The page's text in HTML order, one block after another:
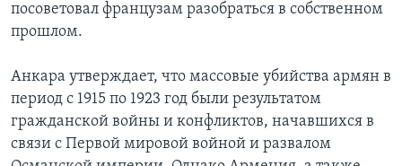
посоветовал французам разобраться в собственном
прошлом.
Анкара утверждает, что массовые убийства армян в
период с 1915 по 1923 год были результатом
гражданской войны и конфликтов, начавшихся в
связи с Первой мировой войной и развалом